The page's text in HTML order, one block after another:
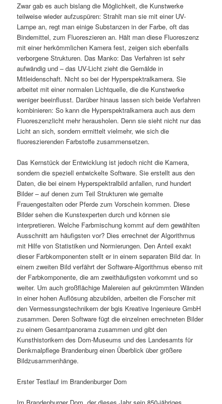
Zwar gab es auch bislang die Möglichkeit, die Kunstwerke
teilweise wieder aufzuspüren: Strahlt man sie mit einer UV-
Lampe an, regt man einige Substanzen in der Farbe, oft das
Bindemittel, zum Fluoreszieren an. Hält man diese Fluoreszenz
mit einer herkömmlichen Kamera fest, zeigen sich ebenfalls
verborgene Strukturen. Das Manko: Das Verfahren ist sehr
aufwändig und – das UV-Licht zieht die Gemälde in
Mitleidenschaft. Nicht so bei der Hyperspektralkamera. Sie
arbeitet mit einer normalen Lichtquelle, die die Kunstwerke
weniger beeinflusst. Darüber hinaus lassen sich beide Verfahren
kombinieren: So kann die Hyperspektralkamera auch aus dem
Fluoreszenzlicht mehr herausholen. Denn sie sieht nicht nur das
Licht an sich, sondern ermittelt vielmehr, wie sich die
fluoreszierenden Farbstoffe zusammensetzen.
Das Kernstück der Entwicklung ist jedoch nicht die Kamera,
sondern die speziell entwickelte Software. Sie erstellt aus den
Daten, die bei einem Hyperspektralbild anfallen, rund hundert
Bilder – auf denen zum Teil Strukturen wie gemalte
Frauengestalten oder Pferde zum Vorschein kommen. Diese
Bilder sehen die Kunstexperten durch und können sie
interpretieren. Welche Farbmischung kommt auf dem gewählten
Ausschnitt am häufigsten vor? Dies errechnet der Algorithmus
mit Hilfe von Statistiken und Normierungen. Den Anteil exakt
dieser Farbkomponenten stellt er in einem separaten Bild dar. In
einem zweiten Bild verfährt der Software-Algorithmus ebenso mit
der Farbkomponente, die am zweithäufigsten vorkommt und so
weiter. Um auch großflächige Malereien auf gekrümmten Wänden
in einer hohen Auflösung abzubilden, arbeiten die Forscher mit
den Vermessungstechnikern der bgis Kreative Ingenieure GmbH
zusammen. Deren Software fügt die einzelnen errechneten Bilder
zu einem Gesamtpanorama zusammen und gibt den
Kunsthistorikern des Dom-Museums und des Landesamts für
Denkmalpflege Brandenburg einen Überblick über größere
Bildzusammenhänge.
Erster Testlauf im Brandenburger Dom